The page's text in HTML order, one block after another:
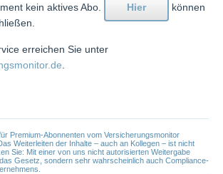
kein aktives Abo.
Hier
können
erreichen Sie unter
Premium-Abonnenten vom Versicherungsmonitor
Weiterleiten der Inhalte – auch an Kollegen – ist nicht
Sie: Mit einer von uns nicht autorisierten Weitergabe
Gesetz, sondern sehr wahrscheinlich auch Compliance-